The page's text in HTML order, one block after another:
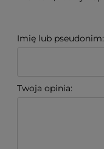
Imię lub pseudonim:
Twoja opinia: